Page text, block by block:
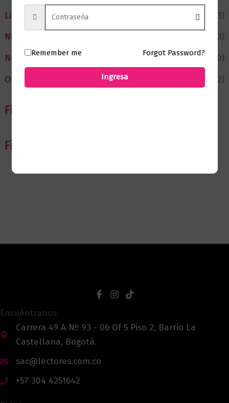
Literatura
(373)
Negocios
(43)
Novedades
(110)
Ofertas
(12)
Filtrar por Autor
Filtrar por editorial
Encuéntranos
Carrera 49 A Nº 93 - 06 Of 5 Piso 2, Barrio La
Castellana, Bogotá.
sac@lectores.com.co
+57 304 4251642
Remember me Forgot Password?
Ingresa